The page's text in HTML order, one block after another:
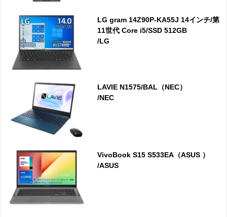
LG gram 14Z90P-KA55J 14インチ/第
11世代 Core i5/SSD 512GB
/LG
LAVIE N1575/BAL（NEC）
/NEC
VivoBook S15 S533EA（ASUS ）
/ASUS